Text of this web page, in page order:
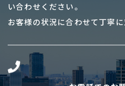
い合わせください。
お客様の状況に合わせて丁寧に